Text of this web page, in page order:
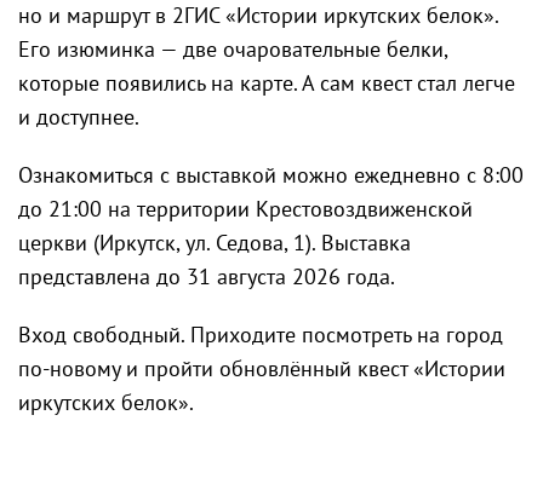
но и маршрут в 2ГИС «Истории иркутских белок».
Его изюминка — две очаровательные белки,
которые появились на карте. А сам квест стал легче
и доступнее.
Ознакомиться с выставкой можно ежедневно с 8:00
до 21:00 на территории Крестовоздвиженской
церкви (Иркутск, ул. Седова, 1). Выставка
представлена до 31 августа 2026 года.
Вход свободный. Приходите посмотреть на город
по-новому и пройти обновлённый квест «Истории
иркутских белок».